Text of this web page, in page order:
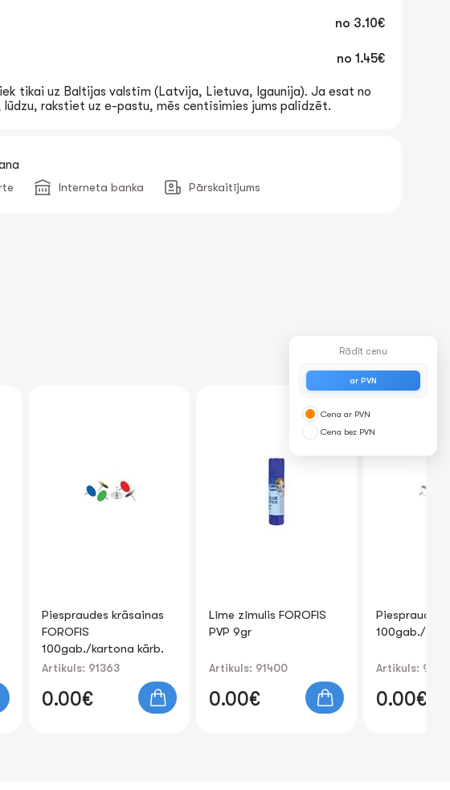
no 3.10€
no 1.45€
tikai uz Baltijas valstīm (Latvija, Lietuva, Igaunija). Ja esat no
rakstiet uz e-pastu, mēs centīsimies jums palīdzēt.
Interneta banka Pārskaitījums
kārb.
Līme zīmulis FOROFIS
Artikuls: 91400
0.00€
Piespraudes FOROFIS
100gab./kartona kārb.
Artikuls: 91364
0.00€
Rādīt cenu
ar PVN
Cena ar PVN
Cena bez PVN